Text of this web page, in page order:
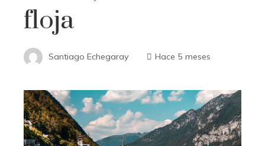
floja
Santiago Echegaray Hace 5 meses